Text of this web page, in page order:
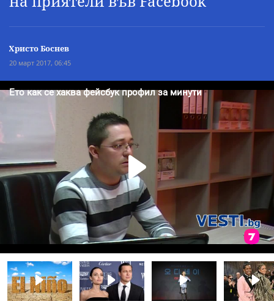
Христо Боснев
20 март 2017, 06:45